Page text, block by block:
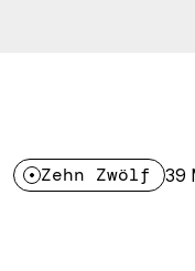
Zehn Zwölf 39